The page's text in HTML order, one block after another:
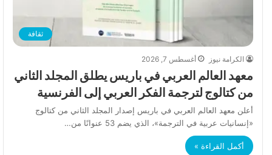
ثقافة
الكرامة نيوز أغسطس 7, 2026
معهد العالم العربي في باريس يطلق المجلد الثاني
من كتالوج لترجمة الفكر العربي إلى الفرنسية
أعلن معهد العالم العربي في باريس إصدار المجلد الثاني من كتالوج
«إنسانيات عربية في الترجمة»، الذي يضم 53 عنوانًا من…
أكمل القراءة »